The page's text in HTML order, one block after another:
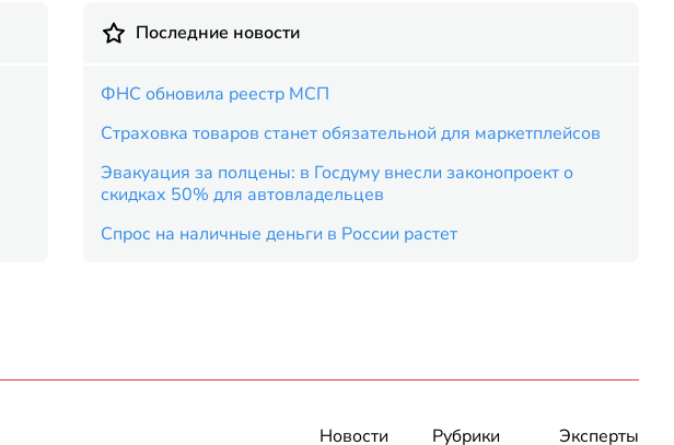
Последние новости
ФНС обновила реестр МСП
Страховка товаров станет обязательной для маркетплейсов
Эвакуация за полцены: в Госдуму внесли законопроект о
скидках 50% для автовладельцев
Спрос на наличные деньги в России растет
Новости Рубрики Эксперты